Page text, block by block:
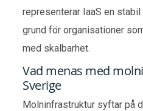
representerar IaaS en
grund för organisationer
med skalbarhet.
Vad menas med
Sverige
Molninfrastruktur syftar på